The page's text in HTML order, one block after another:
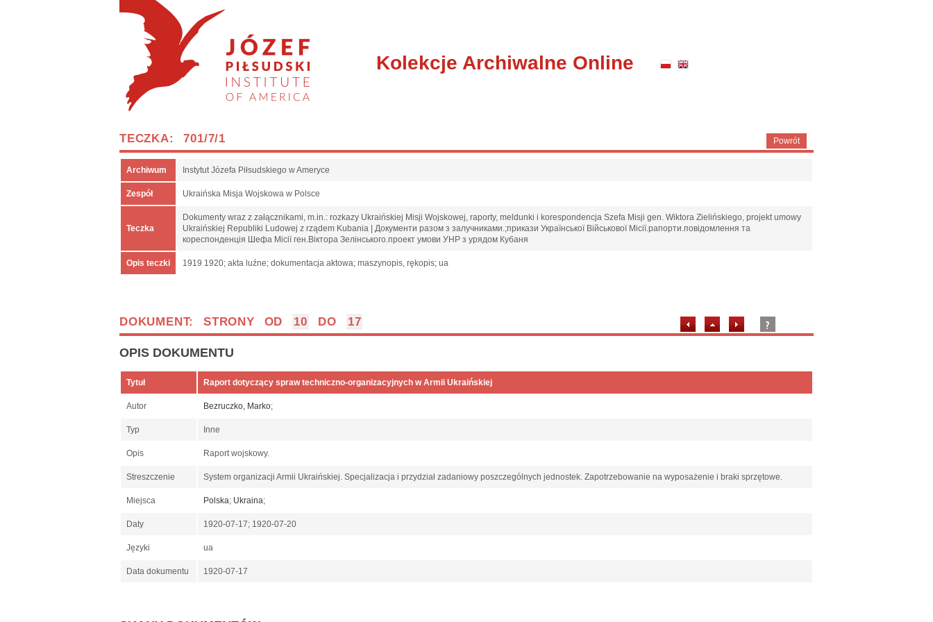
Kolekcje Archiwalne Online
Powrót
TECZKA: 701/7/1
Archiwum Instytut Józefa Piłsudskiego w Ameryce
Zespół Ukraińska Misja Wojskowa w Polsce
Teczka
Dokumenty wraz z załącznikami, m.in.: rozkazy Ukraińskiej Misji Wojskowej, raporty, meldunki i korespondencja Szefa Misji gen. Wiktora Zielińskiego, projekt umowy
Ukraińskiej Republiki Ludowej z rządem Kubania | Документи разом з залучниками.;прикази Української Військової Місії.рапорти.повідомлення та
кореспонденція Шефа Місії ген.Віктора Зелінського.проект умови УНР з урядом Кубаня
Opis teczki 1919 1920; akta luźne; dokumentacja aktowa; maszynopis, rękopis; ua
DOKUMENT: STRONY OD 10 DO 17
OPIS DOKUMENTU
Tytuł Raport dotyczący spraw techniczno-organizacyjnych w Armii Ukraińskiej
Autor Bezruczko, Marko;
Typ Inne
Opis Raport wojskowy.
Streszczenie System organizacji Armii Ukraińskiej. Specjalizacja i przydział zadaniowy poszczególnych jednostek. Zapotrzebowanie na wyposażenie i braki sprzętowe.
Miejsca Polska; Ukraina;
Daty 1920-07-17; 1920-07-20
Języki ua
Data dokumentu 1920-07-17